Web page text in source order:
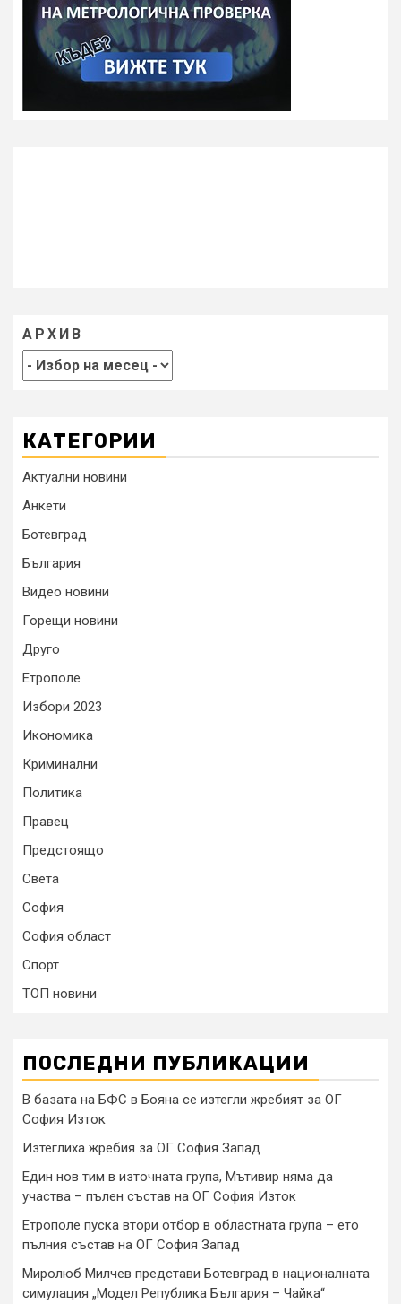
АРХИВ
КАТЕГОРИИ
Актуални новини
Анкети
Ботевград
България
Видео новини
Горещи новини
Друго
Етрополе
Избори 2023
Икономика
Криминални
Политика
Правец
Предстоящо
Света
София
София област
Спорт
ТОП новини
ПОСЛЕДНИ ПУБЛИКАЦИИ
В базата на БФС в Бояна се изтегли жребият за ОГ
София Изток
Изтеглиха жребия за ОГ София Запад
Един нов тим в източната група, Мътивир няма да
участва – пълен състав на ОГ София Изток
Етрополе пуска втори отбор в областната група – ето
пълния състав на ОГ София Запад
Миролюб Милчев представи Ботевград в националната
симулация „Модел Република България – Чайка“